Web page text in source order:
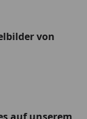
von
auf unserem